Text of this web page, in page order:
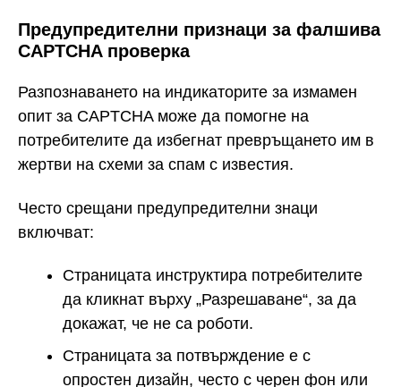
Предупредителни признаци за фалшива
CAPTCHA проверка
Разпознаването на индикаторите за измамен
опит за CAPTCHA може да помогне на
потребителите да избегнат превръщането им в
жертви на схеми за спам с известия.
Често срещани предупредителни знаци
включват:
Страницата инструктира потребителите
да кликнат върху „Разрешаване“, за да
докажат, че не са роботи.
Страницата за потвърждение е с
опростен дизайн, често с черен фон или